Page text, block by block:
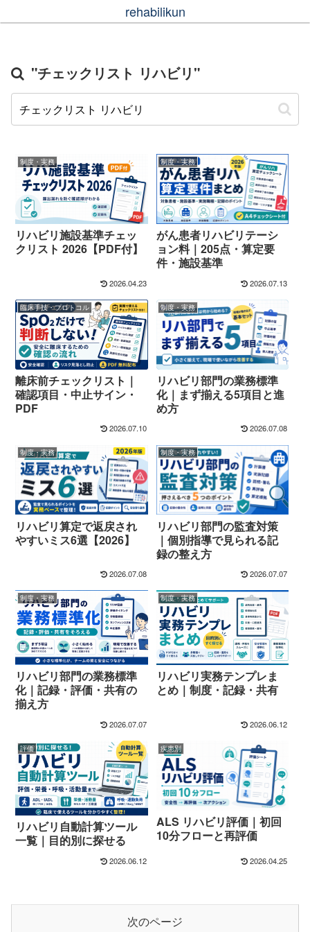
rehabilikun
"チェックリスト リハビリ"
制度・実務
リハビリ施設基準チェッ
クリスト 2026【PDF付】
2026.04.23
制度・実務
がん患者リハビリテーシ
ョン料｜205点・算定要
件・施設基準
2026.07.13
臨床手技・プロトコル
離床前チェックリスト｜
確認項目・中止サイン・
PDF
2026.07.10
制度・実務
リハビリ部門の業務標準
化｜まず揃える5項目と進
め方
2026.07.08
制度・実務
リハビリ算定で返戻され
やすいミス6選【2026】
2026.07.08
制度・実務
リハビリ部門の監査対策
｜個別指導で見られる記
録の整え方
2026.07.07
制度・実務
リハビリ部門の業務標準
化｜記録・評価・共有の
揃え方
2026.07.07
制度・実務
リハビリ実務テンプレま
とめ｜制度・記録・共有
2026.06.12
評価
リハビリ自動計算ツール
一覧｜目的別に探せる
2026.06.12
疾患別
ALS リハビリ評価｜初回
10分フローと再評価
2026.04.25
次のページ